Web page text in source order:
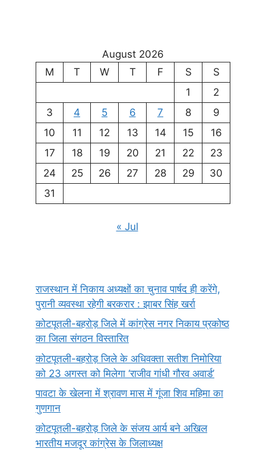
August 2026
M
T W T F S
S
1
2
3
4 5 6 7 8
9
10
11 12 13 14 15
16
17
18 19 20 21 22
23
24
25 26 27 28 29
30
31
« Jul
राजस्थान में निकाय अध्यक्षों का चुनाव पार्षद ही करेंगे,
पुरानी व्यवस्था रहेगी बरकरार : झाबर सिंह खर्रा
कोटपूतली-बहरोड़ जिले में कांग्रेस नगर निकाय प्रकोष्ठ
का जिला संगठन विस्तारित
कोटपूतली-बहरोड़ जिले के अधिवक्ता सतीश निमोरिया
को 23 अगस्त को मिलेगा ‘राजीव गांधी गौरव अवार्ड’
पावटा के खेलना में श्रावण मास में गूंजा शिव महिमा का
गुणगान
कोटपूतली-बहरोड़ जिले के संजय आर्य बने अखिल
भारतीय मजदूर कांग्रेस के जिलाध्यक्ष